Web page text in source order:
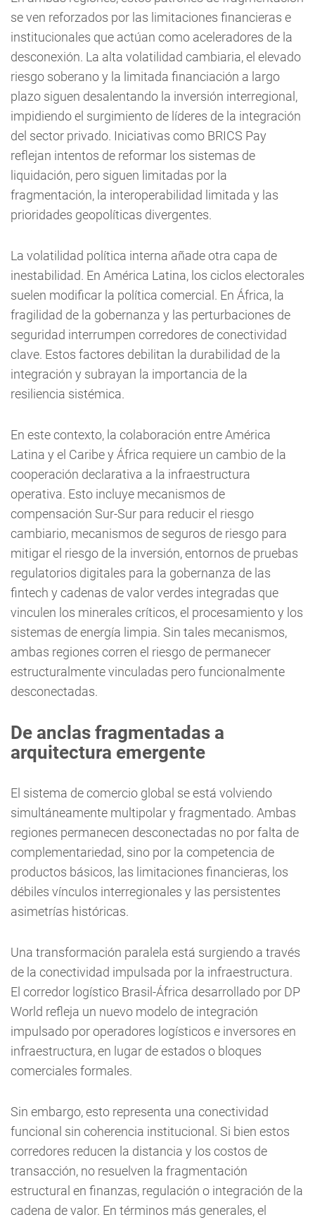
se ven reforzados por las limitaciones financieras e
institucionales que actúan como aceleradores de la
desconexión. La alta volatilidad cambiaria, el elevado
riesgo soberano y la limitada financiación a largo
plazo siguen desalentando la inversión interregional,
impidiendo el surgimiento de líderes de la integración
del sector privado. Iniciativas como BRICS Pay
reflejan intentos de reformar los sistemas de
liquidación, pero siguen limitadas por la
fragmentación, la interoperabilidad limitada y las
prioridades geopolíticas divergentes.
La volatilidad política interna añade otra capa de
inestabilidad. En América Latina, los ciclos electorales
suelen modificar la política comercial. En África, la
fragilidad de la gobernanza y las perturbaciones de
seguridad interrumpen corredores de conectividad
clave. Estos factores debilitan la durabilidad de la
integración y subrayan la importancia de la
resiliencia sistémica.
En este contexto, la colaboración entre América
Latina y el Caribe y África requiere un cambio de la
cooperación declarativa a la infraestructura
operativa. Esto incluye mecanismos de
compensación Sur-Sur para reducir el riesgo
cambiario, mecanismos de seguros de riesgo para
mitigar el riesgo de la inversión, entornos de pruebas
regulatorios digitales para la gobernanza de las
fintech y cadenas de valor verdes integradas que
vinculen los minerales críticos, el procesamiento y los
sistemas de energía limpia. Sin tales mecanismos,
ambas regiones corren el riesgo de permanecer
estructuralmente vinculadas pero funcionalmente
desconectadas.
De anclas fragmentadas a
arquitectura emergente
El sistema de comercio global se está volviendo
simultáneamente multipolar y fragmentado. Ambas
regiones permanecen desconectadas no por falta de
complementariedad, sino por la competencia de
productos básicos, las limitaciones financieras, los
débiles vínculos interregionales y las persistentes
asimetrías históricas.
Una transformación paralela está surgiendo a través
de la conectividad impulsada por la infraestructura.
El corredor logístico Brasil-África desarrollado por DP
World refleja un nuevo modelo de integración
impulsado por operadores logísticos e inversores en
infraestructura, en lugar de estados o bloques
comerciales formales.
Sin embargo, esto representa una conectividad
funcional sin coherencia institucional. Si bien estos
corredores reducen la distancia y los costos de
transacción, no resuelven la fragmentación
estructural en finanzas, regulación o integración de la
cadena de valor. En términos más generales, el